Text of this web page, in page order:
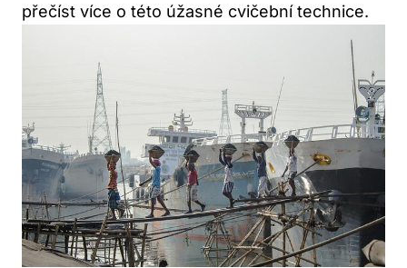
přečíst více o této úžasné cvičební technice.